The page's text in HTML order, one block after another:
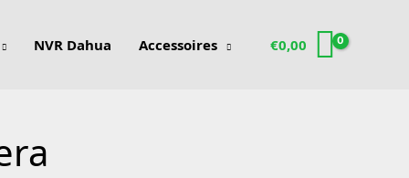
NVR Dahua Accessoires €0,00